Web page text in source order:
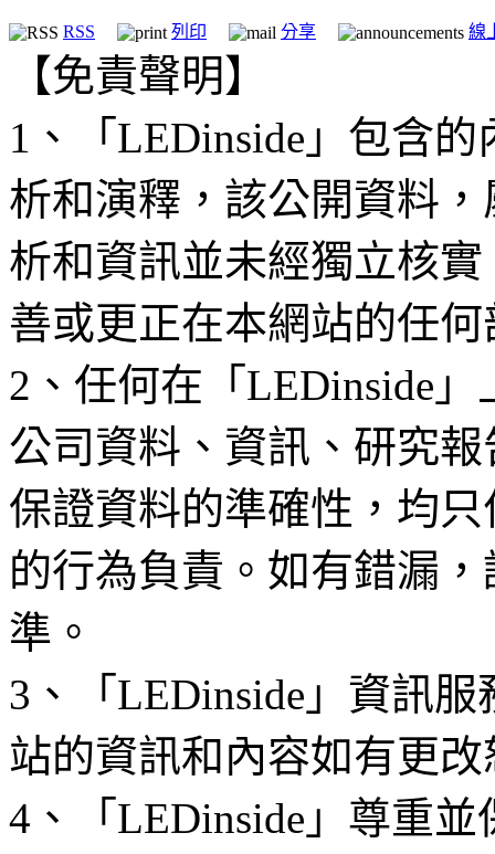
RSS 列印 分享 線
【免責聲明】
1、「LEDinside」包含
析和演釋，該公開資料
析和資訊並未經獨立核
善或更正在本網站的任
2、任何在「LEDinside
公司資料、資訊、研究
保證資料的準確性，均
的行為負責。如有錯漏
準。
3、「LEDinside」資訊
站的資訊和內容如有更
4、「LEDinside」尊重